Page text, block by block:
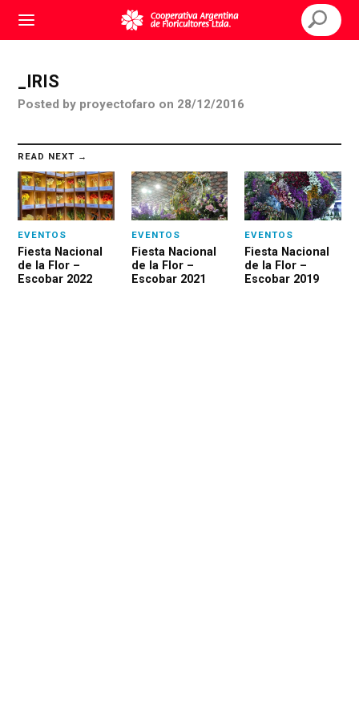
_IRIS
Posted by proyectofaro on 28/12/2016
READ NEXT →
EVENTOS
Fiesta Nacional
de la Flor –
Escobar 2022
EVENTOS
Fiesta Nacional
de la Flor –
Escobar 2021
EVENTOS
Fiesta Nacional
de la Flor –
Escobar 2019